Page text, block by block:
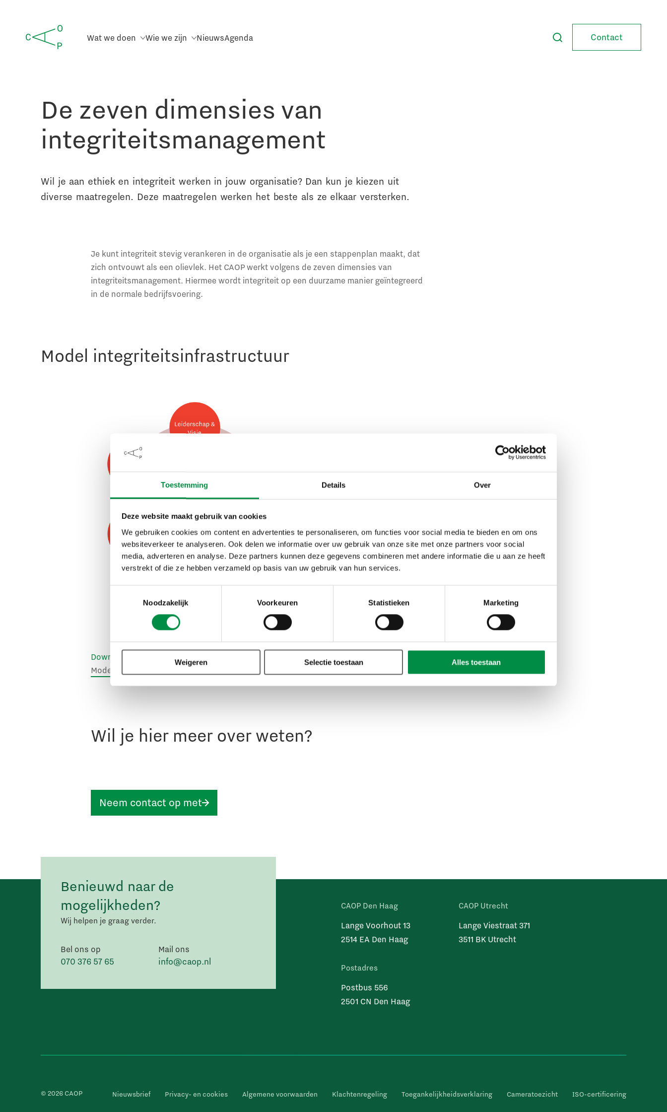
Toestemming Details Over
Deze website maakt gebruik van cookies
We gebruiken cookies om content en advertenties te personaliseren, om functies voor social media te bieden en om ons
websiteverkeer te analyseren. Ook delen we informatie over uw gebruik van onze site met onze partners voor social
media, adverteren en analyse. Deze partners kunnen deze gegevens combineren met andere informatie die u aan ze heeft
verstrekt of die ze hebben verzameld op basis van uw gebruik van hun services.
Noodzakelijk
Voorkeuren Statistieken Marketing
Weigeren Selectie toestaan Alles toestaan
Wat we doen Wie we zijn NieuwsAgenda Contact
De zeven dimensies van
integriteitsmanagement
Wil je aan ethiek en integriteit werken in jouw organisatie? Dan kun je kiezen uit
diverse maatregelen. Deze maatregelen werken het beste als ze elkaar versterken.
Je kunt integriteit stevig verankeren in de organisatie als je een stappenplan maakt, dat
zich ontvouwt als een olievlek. Het CAOP werkt volgens de zeven dimensies van
integriteitsmanagement. Hiermee wordt integriteit op een duurzame manier geïntegreerd
in de normale bedrijfsvoering.
Model integriteitsinfrastructuur
Download
Model integriteitsinfrastructuur (0.7 MB)
Wil je hier meer over weten?
Neem contact op met
Benieuwd naar de
mogelijkheden?
Wij helpen je graag verder.
Bel ons op
070 376 57 65
Mail ons
info@caop.nl
CAOP Den Haag
Lange Voorhout 13
2514 EA Den Haag
CAOP Utrecht
Lange Viestraat 371
3511 BK Utrecht
Postadres
Postbus 556
2501 CN Den Haag
© 2026 CAOP Nieuwsbrief Privacy- en cookies Algemene voorwaarden Klachtenregeling Toegankelijkheidsverklaring Cameratoezicht ISO-certificering